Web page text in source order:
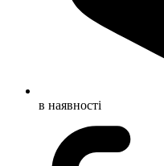
в наявності